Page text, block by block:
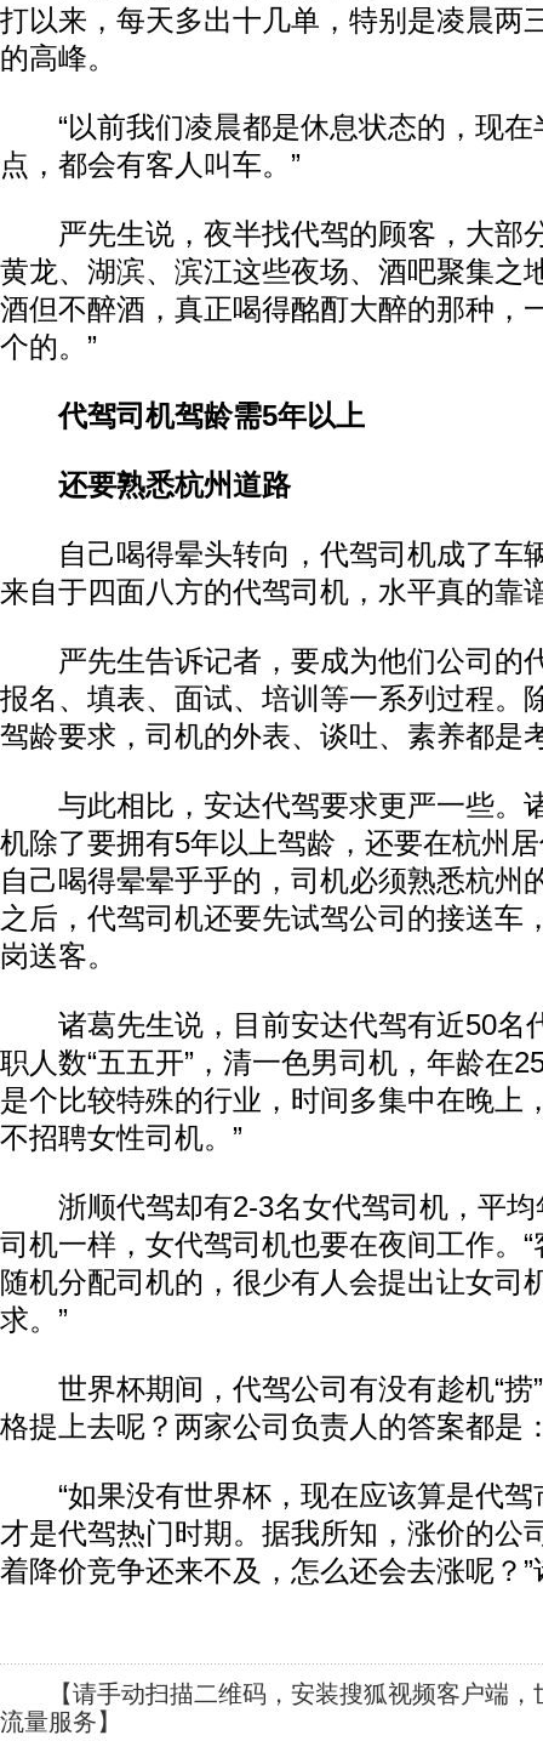
打以来，每天多出十几单，特别是凌晨两
的高峰。
“以前我们凌晨都是休息状态的，现在
点，都会有客人叫车。”
严先生说，夜半找代驾的顾客，大部
黄龙、湖滨、滨江这些夜场、酒吧聚集之
酒但不醉酒，真正喝得酩酊大醉的那种，
个的。”
代驾司机驾龄需5年以上
还要熟悉杭州道路
自己喝得晕头转向，代驾司机成了车
来自于四面八方的代驾司机，水平真的靠
严先生告诉记者，要成为他们公司的
报名、填表、面试、培训等一系列过程。
驾龄要求，司机的外表、谈吐、素养都是
与此相比，安达代驾要求更严一些。
机除了要拥有5年以上驾龄，还要在杭州
自己喝得晕晕乎乎的，司机必须熟悉杭州
之后，代驾司机还要先试驾公司的接送车
岗送客。
诸葛先生说，目前安达代驾有近50名
职人数“五五开”，清一色男司机，年龄在
是个比较特殊的行业，时间多集中在晚上
不招聘女性司机。”
浙顺代驾却有2-3名女代驾司机，平均
司机一样，女代驾司机也要在夜间工作。
随机分配司机的，很少有人会提出让女司
求。”
世界杯期间，代驾公司有没有趁机“捞
格提上去呢？两家公司负责人的答案都是
“如果没有世界杯，现在应该算是代驾
才是代驾热门时期。据我所知，涨价的公
着降价竞争还来不及，怎么还会去涨呢？
【请手动扫描二维码，安装搜狐视频客户端，
流量服务】